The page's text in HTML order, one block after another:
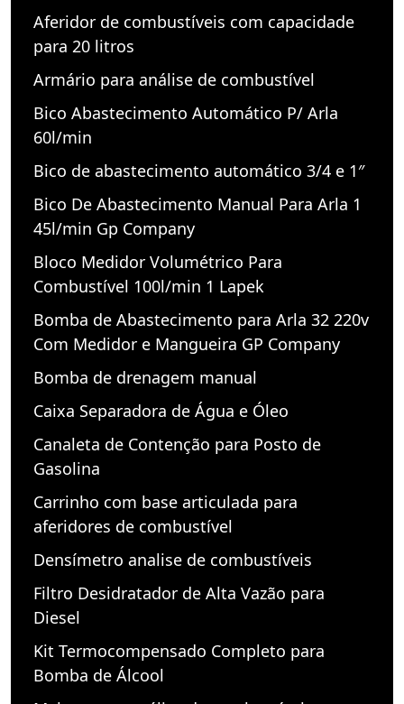
Aferidor de combustíveis com capacidade
para 20 litros
Armário para análise de combustível
Bico Abastecimento Automático P/ Arla
60l/min
Bico de abastecimento automático 3/4 e 1″
Bico De Abastecimento Manual Para Arla 1
45l/min Gp Company
Bloco Medidor Volumétrico Para
Combustível 100l/min 1 Lapek
Bomba de Abastecimento para Arla 32 220v
Com Medidor e Mangueira GP Company
Bomba de drenagem manual
Caixa Separadora de Água e Óleo
Canaleta de Contenção para Posto de
Gasolina
Carrinho com base articulada para
aferidores de combustível
Densímetro analise de combustíveis
Filtro Desidratador de Alta Vazão para
Diesel
Kit Termocompensado Completo para
Bomba de Álcool